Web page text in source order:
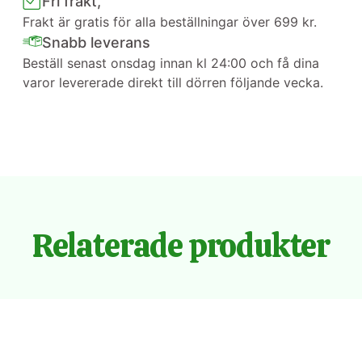
Frakt är gratis för alla beställningar över 699 kr.
Snabb leverans
Beställ senast onsdag innan kl 24:00 och få dina
varor levererade direkt till dörren följande vecka.
Relaterade produkter